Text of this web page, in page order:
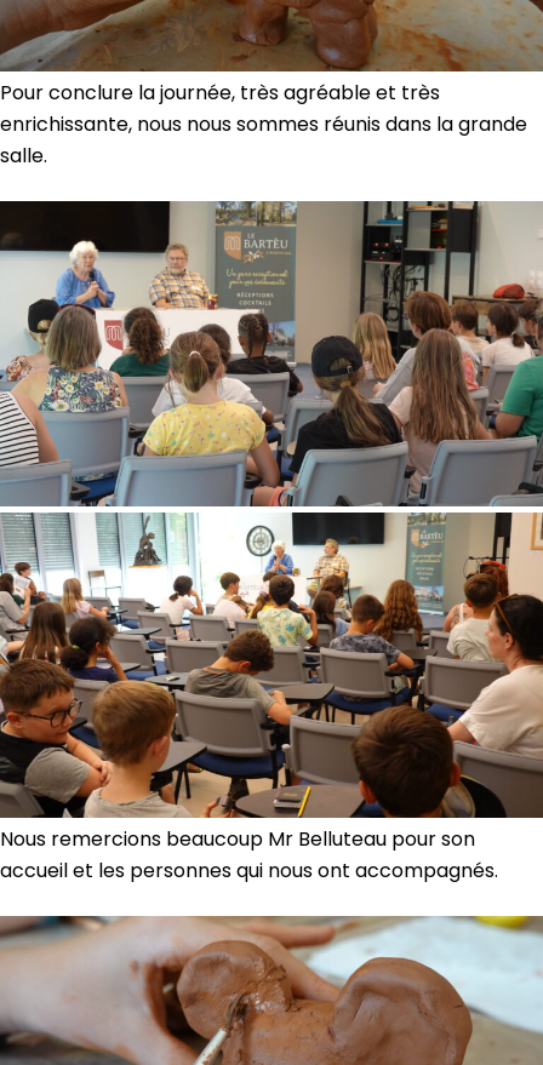
Pour conclure la journée, très agréable et très
enrichissante, nous nous sommes réunis dans la grande
salle.
Nous remercions beaucoup Mr Belluteau pour son
accueil et les personnes qui nous ont accompagnés.